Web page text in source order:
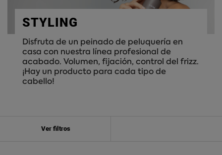
STYLING
Disfruta de un peinado de peluquería en
casa con nuestra línea profesional de
acabado. Volumen, fijación, control del frizz.
¡Hay un producto para cada tipo de
cabello!
Ver filtros